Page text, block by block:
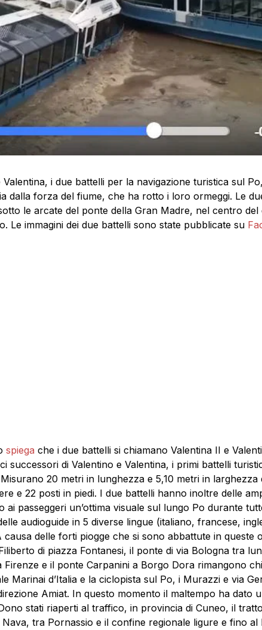
Valentina, i due battelli per la navigazione turistica sul
dalla forza del fiume, che ha rotto i loro ormeggi. Le
le arcate del ponte della Gran Madre, nel centro
Le immagini dei due battelli sono state pubblicate su
spiega che i due battelli si chiamano Valentina II e
successori di Valentino e Valentina, i primi battelli
20 metri in lunghezza e 5,10 metri in larghezza
e 22 posti in piedi. I due battelli hanno inoltre delle
ai passeggeri un’ottima visuale sul lungo Po durante
audioguide in 5 diverse lingue (italiano, francese,
causa delle forti piogge che si sono abbattute in queste
di piazza Fontanesi, il ponte di via Bologna tra
Firenze e il ponte Carpanini a Borgo Dora rimangono
Marinai d’Italia e la ciclopista sul Po, i Murazzi e via
Amiat. In questo momento il maltempo ha dato
stati riaperti al traffico, in provincia di Cuneo, il
Nava, tra Pornassio e il confine regionale ligure e fino